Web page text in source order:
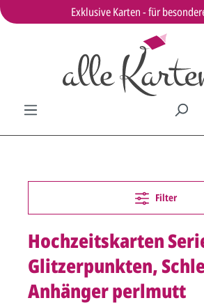
Exklusive Karten - für
Filter
Hochzeitskarten
Glitzerpunkten,
Anhänger perlmutt